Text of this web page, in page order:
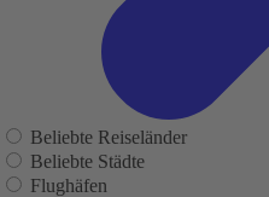
Beliebte Reiseländer
Beliebte Städte
Flughäfen